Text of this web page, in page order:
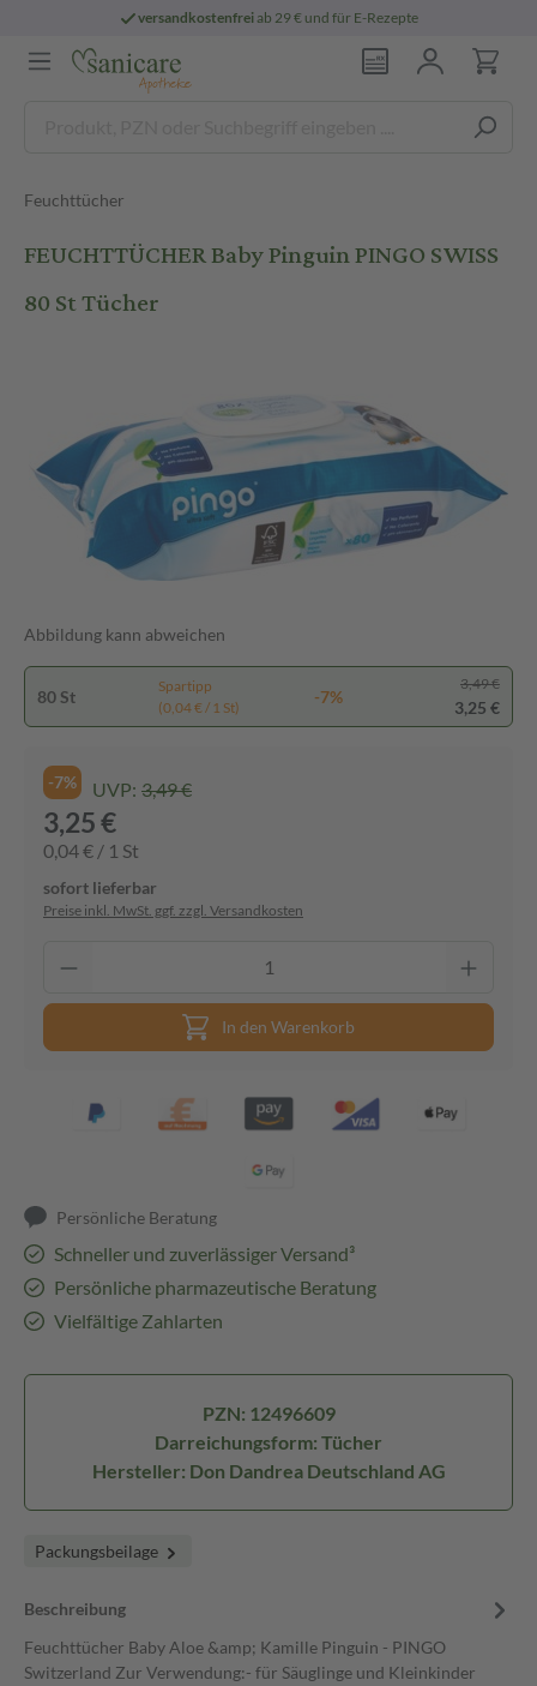
versandkostenfreiab 29 € und für E-Rezepte
Feuchttücher
FEUCHTTÜCHER Baby Pinguin PINGO SWISS
80 St Tücher
Abbildung kann abweichen
80 St
Spartipp
(0,04 € / 1 St)
-7%
3,49 €
3,25 €
-7% UVP: 3,49 €
3,25 €
0,04 € / 1 St
sofort lieferbar
Preise inkl. MwSt. ggf. zzgl. Versandkosten
In den Warenkorb
Persönliche Beratung
Schneller und zuverlässiger Versand³
Persönliche pharmazeutische Beratung
Vielfältige Zahlarten
PZN: 12496609
Darreichungsform: Tücher
Hersteller: Don Dandrea Deutschland AG
Packungsbeilage
Beschreibung
Feuchttücher Baby Aloe &amp; Kamille Pinguin - PINGO
Switzerland Zur Verwendung:- für Säuglinge und Kleinkinder